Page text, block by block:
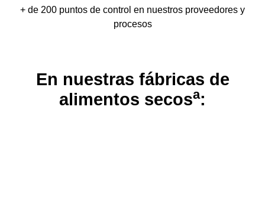
+ de 200 puntos de control en nuestros proveedores y
procesos
En nuestras fábricas de
alimentos secosa: